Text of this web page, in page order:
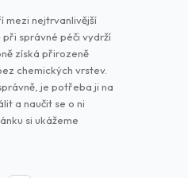
mezi nejtrvanlivější
při správné péči vydrží
získá přirozeně
chemických vrstev.
je potřeba ji na
a naučit se o ni
si ukážeme